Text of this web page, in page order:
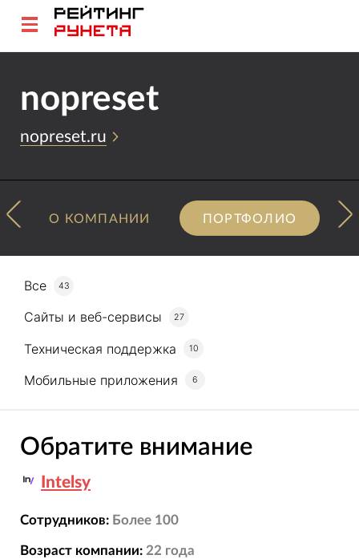
nopreset
nopreset.ru
О КОМПАНИИ ПОРТФОЛИО
Все 43
Сайты и веб-сервисы 27
Техническая поддержка 10
Мобильные приложения 6
Обратите внимание
Intelsy
Сотрудников: Более 100
Возраст компании: 22 года